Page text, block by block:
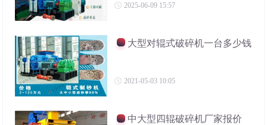
2025-06-09 15:57
大型对辊式破碎机一台多少钱
2021-05-03 10:05
中大型四辊破碎机厂家报价